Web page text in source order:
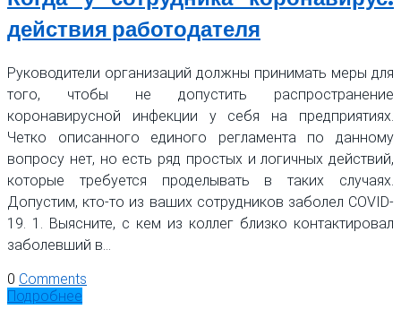
действия работодателя
Руководители организаций должны принимать меры для
того, чтобы не допустить распространение
коронавирусной инфекции у себя на предприятиях.
Четко описанного единого регламента по данному
вопросу нет, но есть ряд простых и логичных действий,
которые требуется проделывать в таких случаях.
Допустим, кто-то из ваших сотрудников заболел COVID-
19. 1. Выясните, с кем из коллег близко контактировал
заболевший в…
0 Comments
Подробнее